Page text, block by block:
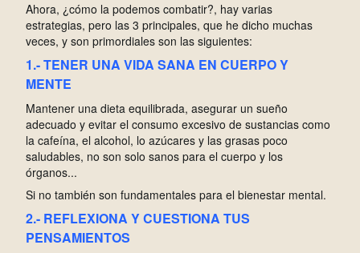
Ahora, ¿cómo la podemos combatir?, hay varias
estrategias, pero las 3 principales, que he dicho muchas
veces, y son primordiales son las siguientes:
1.- TENER UNA VIDA SANA EN CUERPO Y
MENTE
Mantener una dieta equilibrada, asegurar un sueño
adecuado y evitar el consumo excesivo de sustancias como
la cafeína, el alcohol, lo azúcares y las grasas poco
saludables, no son solo sanos para el cuerpo y los
órganos...
Si no también son fundamentales para el bienestar mental.
2.- REFLEXIONA Y CUESTIONA TUS
PENSAMIENTOS